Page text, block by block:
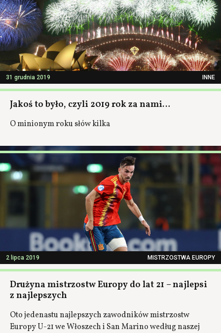
31 grudnia 2019 INNE
Jakoś to było, czyli 2019 rok za nami…
O minionym roku słów kilka
2 lipca 2019 MISTRZOSTWA EUROPY
Drużyna mistrzostw Europy do lat 21 – najlepsi
z najlepszych
Oto jedenastu najlepszych zawodników mistrzostw
Europy U-21 we Włoszech i San Marino według naszej